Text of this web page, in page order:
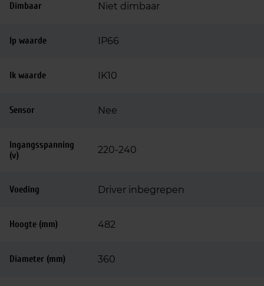
Dimbaar Niet dimbaar
Ip waarde IP66
Ik waarde IK10
Sensor Nee
Ingangsspanning
(v)
220-240
Voeding Driver inbegrepen
Hoogte (mm) 482
Diameter (mm) 360